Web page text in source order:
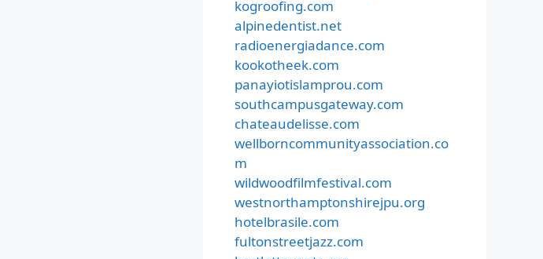
kogroofing.com
alpinedentist.net
radioenergiadance.com
kookotheek.com
panayiotislamprou.com
southcampusgateway.com
chateaudelisse.com
wellborncommunityassociation.co
m
wildwoodfilmfestival.com
westnorthamptonshirejpu.org
hotelbrasile.com
fultonstreetjazz.com